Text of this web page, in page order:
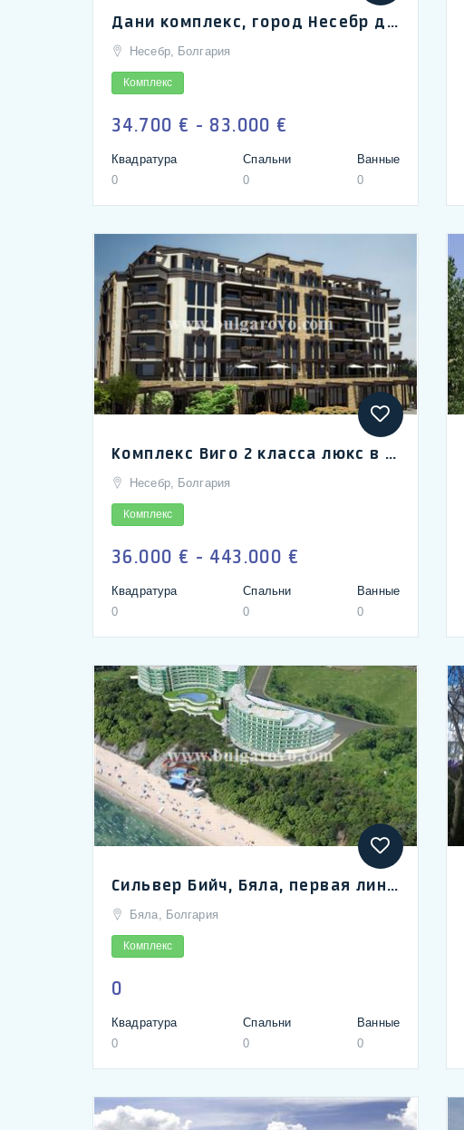
Дани комплекс, город Несебр для круглогодичного проживания | Danny Apartments, Nessebar
Несебр, Болгария
Комплекс
34.700 € - 83.000 €
Квадратура
0
Спальни
0
Ванные
0
Комплекс Виго 2 класса люкс в Несебре на первой линии к пляже | Vigo 2 complex in Nessebar high-class
Несебр, Болгария
Комплекс
36.000 € - 443.000 €
Квадратура
0
Спальни
0
Ванные
0
Сильвер Бийч, Бяла, первая линия к пляже
Бяла, Болгария
Комплекс
0
Квадратура
0
Спальни
0
Ванные
0